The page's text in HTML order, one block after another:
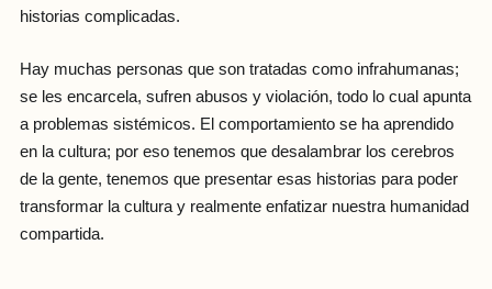
historias complicadas.
Hay muchas personas que son tratadas como infrahumanas;
se les encarcela, sufren abusos y violación, todo lo cual apunta
a problemas sistémicos. El comportamiento se ha aprendido
en la cultura; por eso tenemos que desalambrar los cerebros
de la gente, tenemos que presentar esas historias para poder
transformar la cultura y realmente enfatizar nuestra humanidad
compartida.